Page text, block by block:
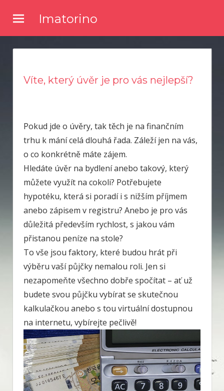
content
Imatorino
Víte, který úvěr je pro vás nejlepší?
Pokud jde o úvěry, tak těch je na finančním
trhu k mání celá dlouhá řada. Záleží jen na vás,
o co konkrétně máte zájem.
Hledáte úvěr na bydlení anebo takový, který
můžete využít na cokoli? Potřebujete
hypotéku, která si poradí i s nižším příjmem
anebo zápisem v registru? Anebo je pro vás
důležitá především rychlost, s jakou vám
přistanou peníze na stole?
To vše jsou faktory, které budou hrát při
výběru vaší půjčky nemalou roli. Jen si
nezapomeňte všechno dobře spočítat – ať už
budete svou půjčku vybírat se skutečnou
kalkulačkou anebo s tou virtuální dostupnou
na internetu, vybírejte pečlivě!